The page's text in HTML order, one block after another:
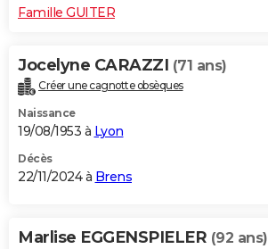
Carte de Noël
Carte Bonne année
Carte Saint-Valentin
Carte Pâques
Carte d'anniversaire
DICTIONNAIRE
Dictionnaire
Biographies
Citations
Expressions
Proverbes
PROGRAMME TV
S'inscrire
Se connecter
Lycées
Collèges
Primaires
Universités
Entreprises
Service militaire
Avis de recherche
AVIS DE DÉCÈS
Famille GUITER
Jocelyne CARAZZI (71 ans)
Créer une cagnotte obsèques
Naissance
19/08/1953 à Lyon
Décès
22/11/2024 à Brens
Marlise EGGENSPIELER (92 ans)